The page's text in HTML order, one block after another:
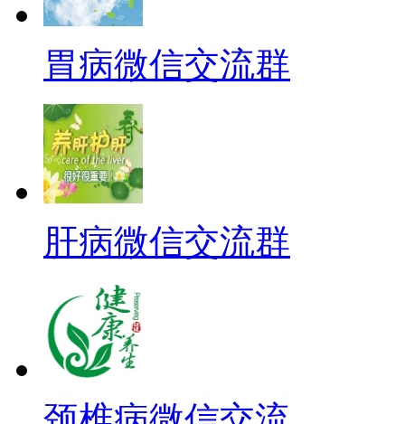
胃病微信交流群
肝病微信交流群